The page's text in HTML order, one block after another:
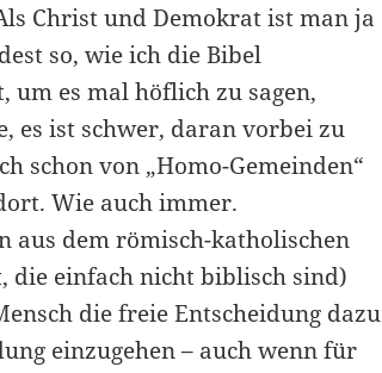
Christ und Demokrat ist man ja
so, wie ich die Bibel
es mal höflich zu sagen,
es ist schwer, daran vorbei zu
schon von „Homo-Gemeinden“
Wie auch immer.
aus dem römisch-katholischen
die einfach nicht biblisch sind)
die freie Entscheidung dazu
einzugehen – auch wenn für